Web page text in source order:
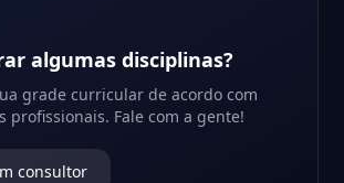
algumas disciplinas?
grade curricular de acordo com
profissionais. Fale com a gente!
consultor